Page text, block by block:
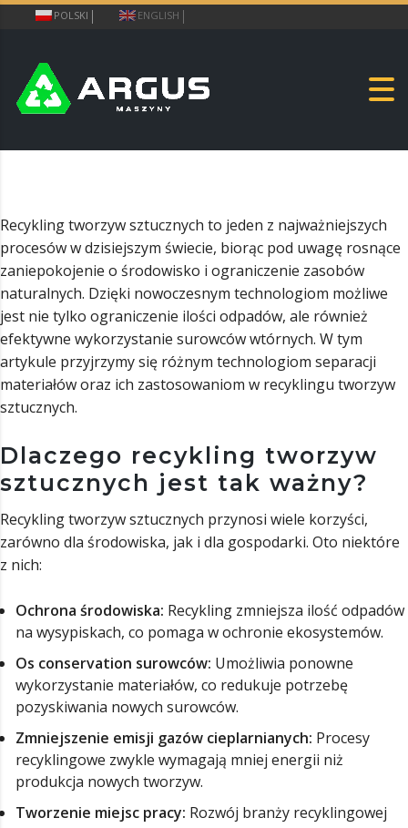
POLSKI ENGLISH
Recykling tworzyw sztucznych to jeden z najważniejszych
procesów w dzisiejszym świecie, biorąc pod uwagę rosnące
zaniepokojenie o środowisko i ograniczenie zasobów
naturalnych. Dzięki nowoczesnym technologiom możliwe
jest nie tylko ograniczenie ilości odpadów, ale również
efektywne wykorzystanie surowców wtórnych. W tym
artykule przyjrzymy się różnym technologiom separacji
materiałów oraz ich zastosowaniom w recyklingu tworzyw
sztucznych.
Dlaczego recykling tworzyw
sztucznych jest tak ważny?
Recykling tworzyw sztucznych przynosi wiele korzyści,
zarówno dla środowiska, jak i dla gospodarki. Oto niektóre
z nich:
Ochrona środowiska: Recykling zmniejsza ilość odpadów
na wysypiskach, co pomaga w ochronie ekosystemów.
Os conservation surowców: Umożliwia ponowne
wykorzystanie materiałów, co redukuje potrzebę
pozyskiwania nowych surowców.
Zmniejszenie emisji gazów cieplarnianych: Procesy
recyklingowe zwykle wymagają mniej energii niż
produkcja nowych tworzyw.
Tworzenie miejsc pracy: Rozwój branży recyklingowej